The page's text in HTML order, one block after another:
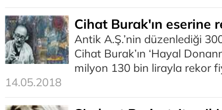
Cihat Burak'ın eserine
Antik A.Ş.’nin düzenlediği
Cihat Burak’ın ‘Hayal
milyon 130 bin lirayla rekor
14.05.2018